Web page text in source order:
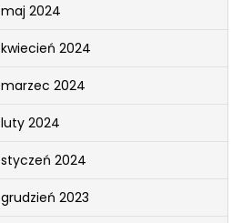
maj 2024
kwiecień 2024
marzec 2024
luty 2024
styczeń 2024
grudzień 2023